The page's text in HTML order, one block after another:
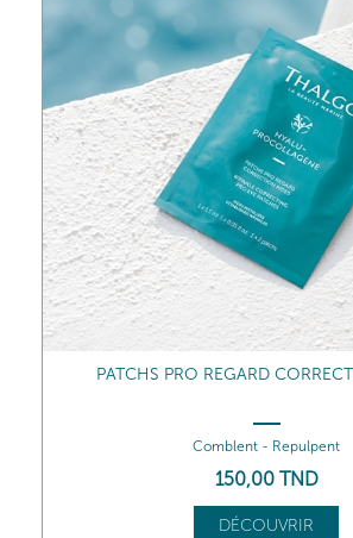
PATCHS PRO REGARD
Comblent - Repulpent
150,00 TND
DÉCOUVRIR